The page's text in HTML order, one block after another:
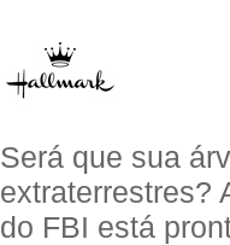
Será que sua
extraterrestres?
do FBI está